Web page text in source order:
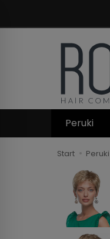
Peruki
Start Peruki